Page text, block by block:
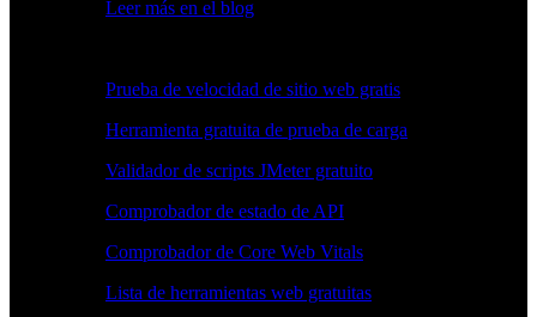
Leer más en el blog
Prueba de velocidad de sitio web gratis
Herramienta gratuita de prueba de carga
Validador de scripts JMeter gratuito
Comprobador de estado de API
Comprobador de Core Web Vitals
Lista de herramientas web gratuitas